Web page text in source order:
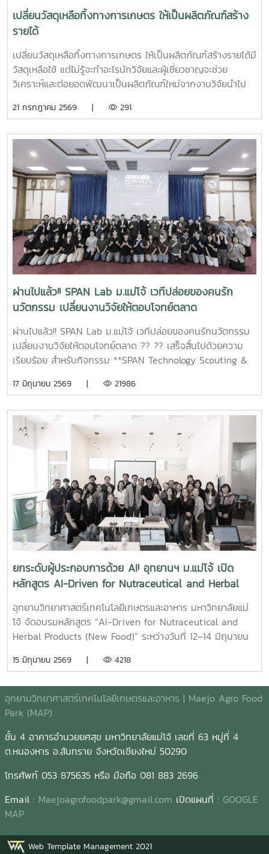
ระดับศักยภาพเครือข่ายผู้ประกอบการกว่า 20,000 ราย ให้
สามารถเข้าถึงเทคโนโลยี นวัตกรรม และเติบโตในโลกธุรกิจได้
อย่างยั่งยืน! ขอขอบคุณผู้ประกอบการทุกท่านที่แวะมาเยี่ยมชมบูธ
และพูดคุยแลกเปลี่ยนกันอย่างอบอุ่น แล้วพบกับบริการและ
กิจกรรมดีๆ จาก MAP ได้ใหม่ในโอกาสหน้านะครับ
#MaejoAgroFoodPark #MAPMaejo #มหาวิทยาลัยแม่โจ้
#พัฒนาธุรกิจ #นวัตกรรมอาหารและเกษตร
เปลี่ยนวัสดุเหลือทิ้งทางการเกษตร ให้เป็นผลิตภัณฑ์สร้าง
รายได้
เปลี่ยนวัสดุเหลือทิ้งทางการเกษตร ให้เป็นผลิตภัณฑ์สร้างรายได้มี
วัสดุเหลือใช้ แต่ไม่รู้จะทำอะไรนักวิจัยและผู้เชี่ยวชาญจะช่วย
วิเคราะห์และต่อยอดพัฒนาเป็นผลิตภัณฑ์ใหม่จากงานวิจัยนำไป
วิสาหกิจชุมชน และบุคคลธรรมดาที่มีสถานประกอบการหรือพื้นที่
โครงการฟรีด่วน สมัครแล้วตั้งแต่วันนี้ - 10 กรกฎาคม
2569สามารถสมัครเข้าร่วมโครงการฯได้ที่
https://forms.gle/26FkNXrJYjrYTXBWA สอบถามเพิ่มเติม :
ฝ่ายบ่มเพาะธุรกิจเทคโนโลยีและพัฒนาระบบนิเวศนวัตกรรม
อุทยานวิทยาศาสตร์เทคโนโลยีเกษตรและอาหาร มหาวิทยาลัยแม่
โจ้ 094 636 4291 ศุภนิดา#เปลี่ยนของเหลือให้มีมูลค่า
#นวัตกรรมเกษตร #วิสาหกิจชุมชน #SMEs #เศรษฐกิจ
หมุนเวียน #เกษตรแปรรูป
21 กรกฎาคม 2569 | 291
ผ่านไปแล้ว!! SPAN Lab ม.แม่โจ้ เวทีปล่อยของคนรัก
นวัตกรรม เปลี่ยนงานวิจัยให้ตอบโจทย์ตลาด
ผ่านไปแล้ว!! SPAN Lab ม.แม่โจ้ เวทีปล่อยของคนรักนวัตกรรม
เปลี่ยนงานวิจัยให้ตอบโจทย์ตลาด ?? ?? เสร็จสิ้นไปด้วยความ
เรียบร้อย สำหรับกิจกรรม **SPAN Technology Scouting &
ทางธุรกิจ** จัดขึ้นระหว่างวันที่ 9 – 11 มิถุนายน 2569 ณ ห้อง
ราชสุดาฯ มหาวิทยาลัยแม่โจ้ ภายในกิจกรรม ผู้เข้าร่วมได้เรียนรู้
และแลกเปลี่ยนประสบการณ์กับผู้เชี่ยวชาญด้านเทคโนโลยี ธุรกิจ
และการลงทุน ผ่านการบรรยายและกิจกรรมเชิงปฏิบัติการใน
หัวข้อสำคัญ อาทิ การประเมินความพร้อมของเทคโนโลยี (TRL +
CRL Scoring) การวางกลยุทธ์การต่อยอดผลงานวิจัยสู่เชิง
พาณิชย์ (Exit Strategy) การวิเคราะห์โอกาสทางธุรกิจด้วย
Research to Market Canvas รวมถึงแนวทางการสร้างธุรกิจ
เทคโนโลยีและการระดมทุน นอกจากนี้ ผู้เข้าร่วมยังได้รับฟังการ
เสวนาพิเศษ “เส้นทางนี้ไม่มีหลง” จากคณาจารย์และผู้ทรง
คุณวุฒิ ซึ่งได้ร่วมถ่ายทอดประสบการณ์และแนวคิดในการนำองค์
ความรู้ งานวิจัย และนวัตกรรมไปสู่การใช้ประโยชน์จริงในภาค
ธุรกิจ กิจกรรมในครั้งนี้นับเป็นอีกหนึ่งเวทีสำคัญในการส่งเสริม
การพัฒนาศักยภาพด้านนวัตกรรม การเชื่อมโยงเครือข่ายความ
ร่วมมือ และการผลักดันผลงานวิจัยสู่การสร้างมูลค่าเพิ่มทาง
เศรษฐกิจและสังคมอย่างยั่งยืน ?? ขอขอบคุณวิทยากร ผู้ทรง
คุณวุฒิ และผู้เข้าร่วมกิจกรรมทุกท่าน ที่ให้ความสนใจและมีส่วน
#SPANTechnologyScoutingAndScreeningLab
#Innovation #MaejoUniversity
17 มิถุนายน 2569 | 21986
ยกระดับผู้ประกอบการด้วย AI! อุทยานฯ ม.แม่โจ้ เปิด
หลักสูตร AI-Driven for Nutraceutical and Herbal
อุทยานวิทยาศาสตร์เทคโนโลยีเกษตรและอาหาร มหาวิทยาลัยแม่
โจ้ จัดอบรมหลักสูตร “AI-Driven for Nutraceutical and
Herbal Products (New Food)” ระหว่างวันที่ 12–14 มิถุนายน
มหาวิทยาลัยแม่โจ้ เพื่อเสริมสร้างศักยภาพผู้ประกอบการใน
ประยุกต์ใช้เทคโนโลยีปัญญาประดิษฐ์ (AI) ในการพัฒนาธุรกิจ
และนวัตกรรมได้อย่างมีประสิทธิภาพ ผู้เข้าร่วมได้เรียนรู้การใช้ AI
ครอบคลุมตั้งแต่การวิเคราะห์แนวโน้มตลาด การค้นหาข้อมูลเชิง
ลึกของผู้บริโภค การพัฒนาแนวคิดผลิตภัณฑ์ ไปจนถึงการใช้ AI
และสนับสนุนการตัดสินใจเชิงกลยุทธ์ทางธุรกิจ หลักสูตรนี้นับเป็น
อีกหนึ่งก้าวสำคัญในการพัฒนากำลังคนด้านเทคโนโลยีและ
นวัตกรรม เพื่อยกระดับขีดความสามารถการแข่งขันของผู้
สมุนไพรสู่อนาคตอย่างยั่งยืน
15 มิถุนายน 2569 | 4218
อุทยานวิทยาศาสตร์เทคโนโลยีเกษตรและอาหาร | Maejo Agro Food
Park (MAP)
ชั้น 4 อาคารอำนวยยศสุข มหาวิทยาลัยแม่โจ้ เลขที่ 63 หมู่ที่ 4
ต.หนองหาร อ.สันทราย จังหวัดเชียงใหม่ 50290
โทรศัพท์ 053 875635 หรือ มือถือ 081 883 2696
Email : Maejoagrofoodpark@gmail.com เปิดแผนที่ : GOOGLE
MAP
Web Template Management 2021